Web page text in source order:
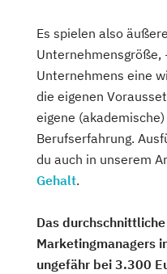
Es spielen also
Unternehmensgröße,
Unternehmens eine
die eigenen
eigene
Berufserfahrung.
du auch in unserem
Gehalt.
Das
Marketingmanagers
ungefähr bei 3.300